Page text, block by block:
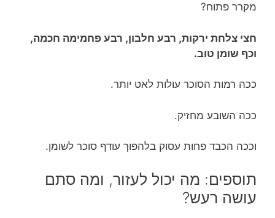
מקרר פתוח?
חצי צלחת ירקות, רבע חלבון, רבע פחמימה חכמה,
וכף שומן טוב.
ככה רמות הסוכר עולות לאט יותר.
ככה השובע מחזיק.
וככה הכבד פחות עסוק בלהפוך עודף סוכר לשומן.
תוספים: מה יכול לעזור, ומה סתם
עושה רעש?